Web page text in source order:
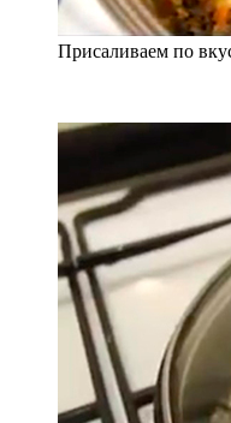
Присаливаем по